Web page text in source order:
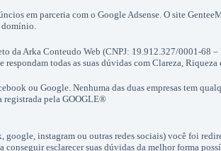
em parceria com o Google Adsense. O site
domínio.
da Arka Conteudo Web (CNPJ: 19.912.327/0001-68
todas as suas dúvidas com Clareza, Riqueza
ou Google. Nenhuma das duas empresas tem
registrada pela GOOGLE®
google, instagram ou outras redes sociais) você foi
conseguir esclarecer suas dúvidas da melhor forma